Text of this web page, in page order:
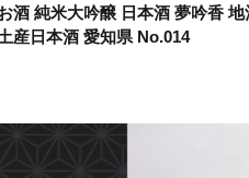
純米大吟醸 日本酒 夢吟香
産日本酒 愛知県 No.014